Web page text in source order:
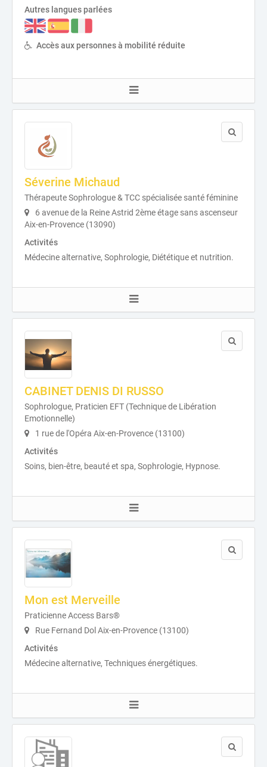
Autres langues parlées
Accès aux personnes à mobilité réduite
Séverine Michaud
Thérapeute Sophrologue & TCC spécialisée santé féminine
6 avenue de la Reine Astrid 2ème étage sans ascenseur
Aix-en-Provence (13090)
Activités
Médecine alternative, Sophrologie, Diététique et nutrition.
CABINET DENIS DI RUSSO
Sophrologue, Praticien EFT (Technique de Libération
Emotionnelle)
1 rue de l'Opéra Aix-en-Provence (13100)
Activités
Soins, bien-être, beauté et spa, Sophrologie, Hypnose.
Mon est Merveille
Praticienne Access Bars®
Rue Fernand Dol Aix-en-Provence (13100)
Activités
Médecine alternative, Techniques énergétiques.